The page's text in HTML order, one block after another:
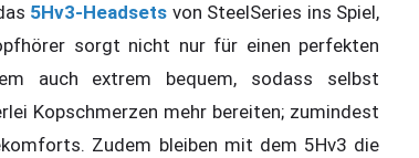
5Hv3-Headsets von SteelSeries ins Spiel,
sorgt nicht nur für einen perfekten
auch extrem bequem, sodass selbst
Kopschmerzen mehr bereiten; zumindest
Zudem bleiben mit dem 5Hv3 die